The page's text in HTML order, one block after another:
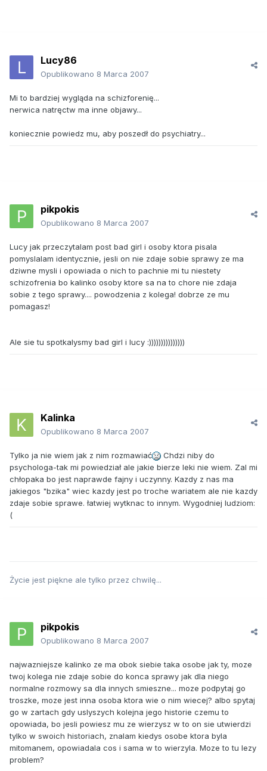
Lucy86
Opublikowano 8 Marca 2007
Mi to bardziej wygląda na schizforenię...
nerwica natręctw ma inne objawy...
koniecznie powiedz mu, aby poszedł do psychiatry...
pikpokis
Opublikowano 8 Marca 2007
Lucy jak przeczytalam post bad girl i osoby ktora pisala
pomyslalam identycznie, jesli on nie zdaje sobie sprawy ze ma
dziwne mysli i opowiada o nich to pachnie mi tu niestety
schizofrenia bo kalinko osoby ktore sa na to chore nie zdaja
sobie z tego sprawy.... powodzenia z kolega! dobrze ze mu
pomagasz!
Ale sie tu spotkalysmy bad girl i lucy :)))))))))))))))
Kalinka
Opublikowano 8 Marca 2007
Tylko ja nie wiem jak z nim rozmawiać
Chdzi niby do
psychologa-tak mi powiedział ale jakie bierze leki nie wiem. Zal mi
chłopaka bo jest naprawde fajny i uczynny. Kazdy z nas ma
jakiegos "bzika" wiec kazdy jest po troche wariatem ale nie kazdy
zdaje sobie sprawe. łatwiej wytknac to innym. Wygodniej ludziom:
(
Życie jest piękne ale tylko przez chwilę...
pikpokis
Opublikowano 8 Marca 2007
najwazniejsze kalinko ze ma obok siebie taka osobe jak ty, moze
twoj kolega nie zdaje sobie do konca sprawy jak dla niego
normalne rozmowy sa dla innych smieszne... moze podpytaj go
troszke, moze jest inna osoba ktora wie o nim wiecej? albo spytaj
go w zartach gdy uslyszych kolejna jego historie czemu to
opowiada, bo jesli powiesz mu ze wierzysz w to on sie utwierdzi
tylko w swoich historiach, znalam kiedys osobe ktora byla
mitomanem, opowiadala cos i sama w to wierzyla. Moze to tu lezy
problem?